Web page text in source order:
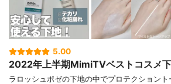
5.00
2022年上半期MimiTVベストコスメ下
ラロッシュポゼの下地の中でプロテクション